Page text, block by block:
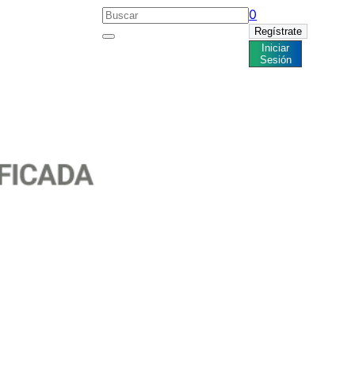
0
Regístrate
Iniciar
Sesión